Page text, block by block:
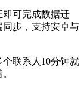
即可完成数据迁
同步，支持安卓与
个联系人10分钟就